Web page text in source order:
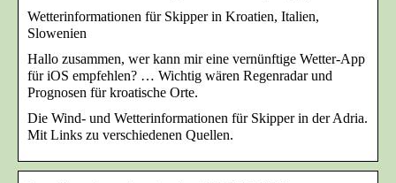
Wetterinformationen für Skipper in Kroatien, Italien,
Slowenien
Hallo zusammen, wer kann mir eine vernünftige Wetter-App
für iOS empfehlen? … Wichtig wären Regenradar und
Prognosen für kroatische Orte.
Die Wind- und Wetterinformationen für Skipper in der Adria.
Mit Links zu verschiedenen Quellen.